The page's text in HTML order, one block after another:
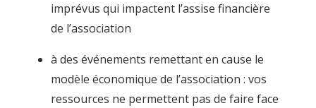
imprévus qui impactent l’assise financière
de l’association
à des événements remettant en cause le
modèle économique de l’association : vos
ressources ne permettent pas de faire face